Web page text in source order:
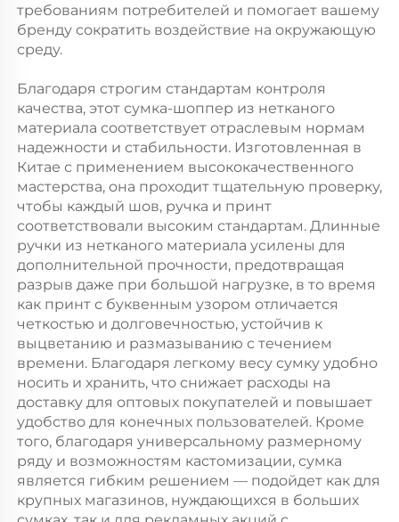
требованиям потребителей и помогает вашему
бренду сократить воздействие на окружающую
среду.
Благодаря строгим стандартам контроля
качества, этот сумка-шоппер из нетканого
материала соответствует отраслевым нормам
надежности и стабильности. Изготовленная в
Китае с применением высококачественного
мастерства, она проходит тщательную проверку,
чтобы каждый шов, ручка и принт
соответствовали высоким стандартам. Длинные
ручки из нетканого материала усилены для
дополнительной прочности, предотвращая
разрыв даже при большой нагрузке, в то время
как принт с буквенным узором отличается
четкостью и долговечностью, устойчив к
выцветанию и размазыванию с течением
времени. Благодаря легкому весу сумку удобно
носить и хранить, что снижает расходы на
доставку для оптовых покупателей и повышает
удобство для конечных пользователей. Кроме
того, благодаря универсальному размерному
ряду и возможностям кастомизации, сумка
является гибким решением — подойдет как для
крупных магазинов, нуждающихся в больших